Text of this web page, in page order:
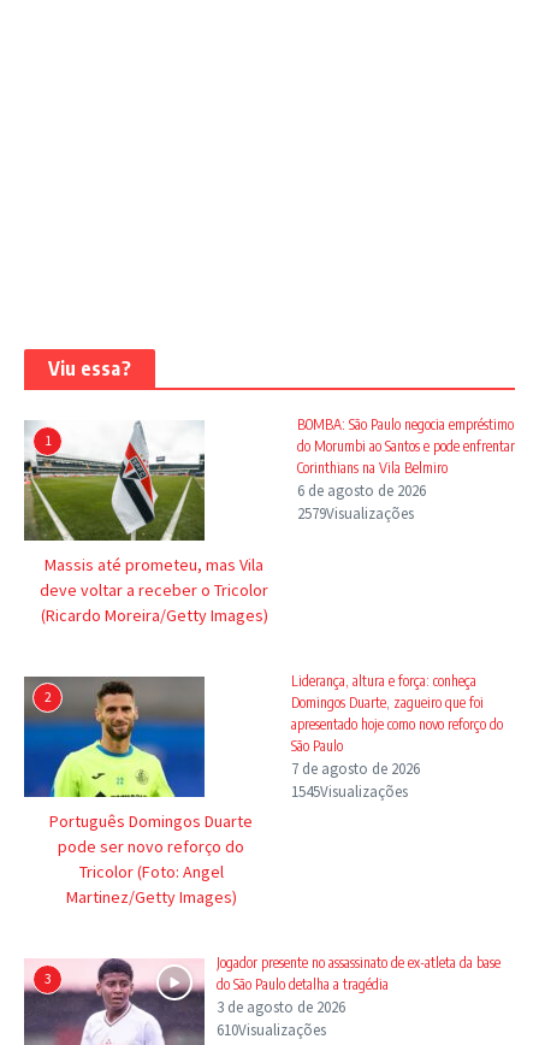
Viu essa?
1
Massis até prometeu, mas Vila
deve voltar a receber o Tricolor
(Ricardo Moreira/Getty Images)
BOMBA: São Paulo negocia empréstimo
do Morumbi ao Santos e pode enfrentar
Corinthians na Vila Belmiro
6 de agosto de 2026
2579Visualizações
2
Português Domingos Duarte
pode ser novo reforço do
Tricolor (Foto: Angel
Martinez/Getty Images)
Liderança, altura e força: conheça
Domingos Duarte, zagueiro que foi
apresentado hoje como novo reforço do
São Paulo
7 de agosto de 2026
1545Visualizações
3
Jogador presente no assassinato de ex-atleta da base
do São Paulo detalha a tragédia
3 de agosto de 2026
610Visualizações